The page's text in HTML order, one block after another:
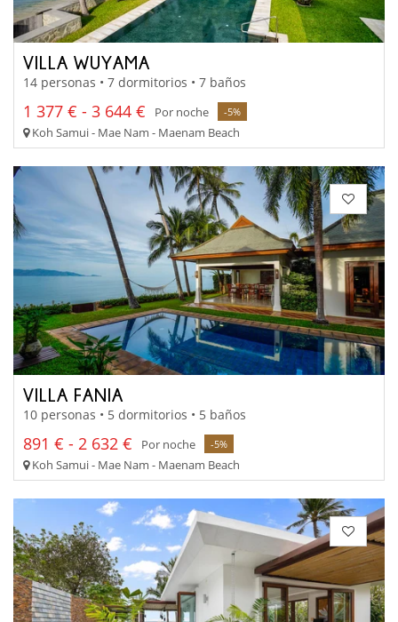
VILLA WUYAMA
14 personas • 7 dormitorios • 7 baños
1 377 € - 3 644 € Por noche -5%
Koh Samui - Mae Nam - Maenam Beach
VILLA FANIA
10 personas • 5 dormitorios • 5 baños
891 € - 2 632 € Por noche -5%
Koh Samui - Mae Nam - Maenam Beach